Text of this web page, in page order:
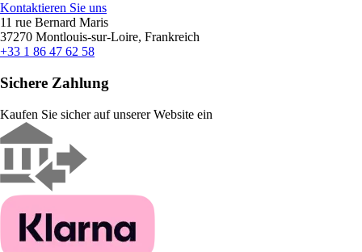
Kontaktieren Sie uns
11 rue Bernard Maris
37270 Montlouis-sur-Loire, Frankreich
+33 1 86 47 62 58
Sichere Zahlung
Kaufen Sie sicher auf unserer Website ein